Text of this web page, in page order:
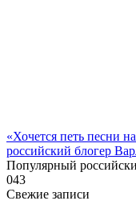
«Хочется петь песни
российский блогер
Популярный
043
Свежие записи